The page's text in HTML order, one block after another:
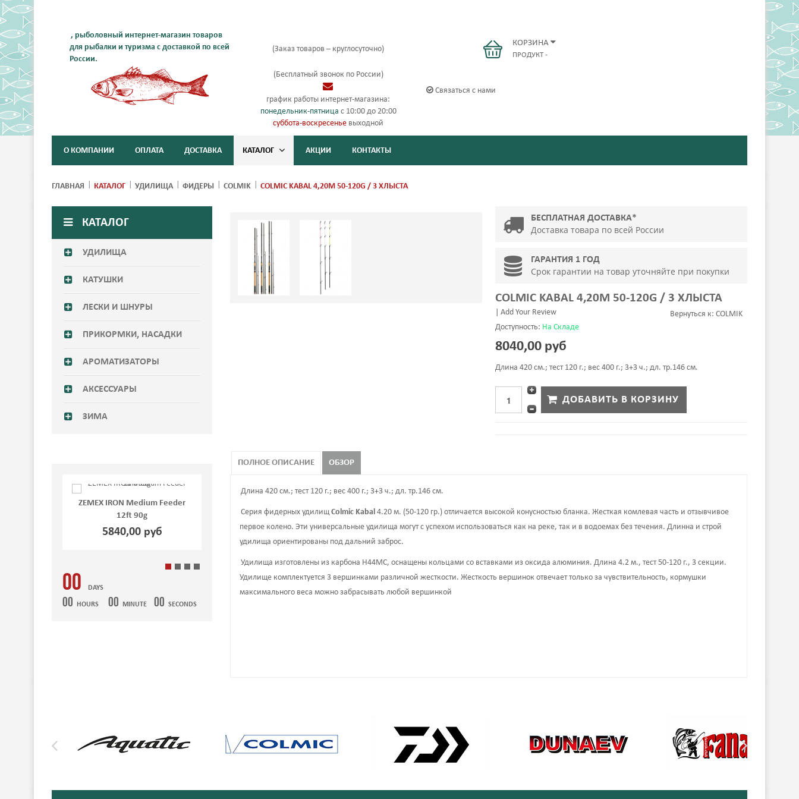
, рыболовный интернет-магазин товаров
для рыбалки и туризма с доставкой по всей
России.
(Заказ товаров – круглосуточно)
(Бесплатный звонок по России)
график работы интернет-магазина:
понедельник-пятница с 10:00 до 20:00
суббота-воскресенье выходной
КОРЗИНА
ПРОДУКТ-
Связаться с нами
О КОМПАНИИ ОПЛАТА ДОСТАВКА КАТАЛОГ АКЦИИ КОНТАКТЫ
ГЛАВНАЯ КАТАЛОГ УДИЛИЩА ФИДЕРЫ COLMIK COLMIC KABAL 4,20M 50-120G / 3 ХЛЫСТА
КАТАЛОГ
УДИЛИЩА
КАТУШКИ
ЛЕСКИ И ШНУРЫ
ПРИКОРМКИ, НАСАДКИ
АРОМАТИЗАТОРЫ
АКСЕССУАРЫ
ЗИМА
ZEMEX IRON Medium Feeder
12ft 90g
5840,00 руб
12ft 70g
5766,00 руб
Feeder 13ft 140g
6530,00 руб
120g
6070,00 руб
00 DAYS
00 HOURS 00 MINUTE 00 SECONDS
БЕСПЛАТНАЯ ДОСТАВКА*
Доставка товара по всей России
ГАРАНТИЯ 1 ГОД
Срок гарантии на товар уточняйте при покупки
COLMIC KABAL 4,20M 50-120G / 3 ХЛЫСТА
Вернуться к: COLMIK
Add Your Review
Доступность: На Складе
8040,00 руб
Длина 420 см.; тест 120 г.; вес 400 г.; 3+3 ч.; дл. тр.146 см.
ПОЛНОЕ ОПИСАНИЕ ОБЗОР
Длина 420 см.; тест 120 г.; вес 400 г.; 3+3 ч.; дл. тр.146 см.
Серия фидерных удилищColmic Kabal 4.20 м. (50-120 гр.) отличается высокой конусностью бланка. Жесткая комлевая часть и отзывчивое
первое колено. Эти универсальные удилища могут с успехом использоваться как на реке, так и в водоемах без течения. Длинна и строй
удилища ориентированы под дальний заброс.
Удилища изготовлены из карбона H44MС, оснащены кольцами со вставками из оксида алюминия. Длина 4.2 м., тест 50-120 г., 3 секции.
Удилище комплектуется 3 вершинками различной жесткости. Жесткость вершинок отвечает только за чувствительность, кормушки
максимального веса можно забрасывать любой вершинкой